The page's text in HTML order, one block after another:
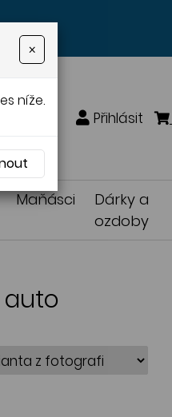
Přihlásit
Maňásci
Dárky a
ozdoby
×
níže.